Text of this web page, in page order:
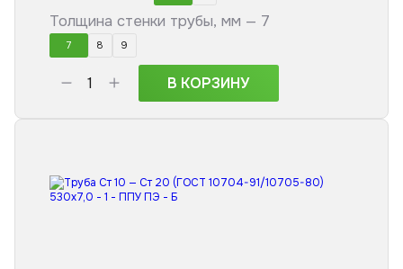
Толщина стенки трубы, мм — 7
7 8 9
В КОРЗИНУ